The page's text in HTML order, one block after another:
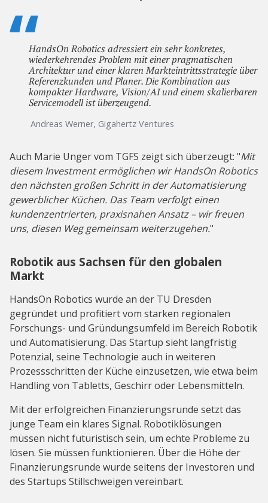
HandsOn Robotics adressiert ein sehr konkretes,
wiederkehrendes Problem mit einer pragmatischen
Architektur und einer klaren Markteintrittsstrategie über
Referenzkunden und Planer. Die Kombination aus
kompakter Hardware, Vision/AI und einem skalierbaren
Servicemodell ist überzeugend.
Andreas Werner, Gigahertz Ventures
Auch Marie Unger vom TGFS zeigt sich überzeugt: "Mit
diesem Investment ermöglichen wir HandsOn Robotics
den nächsten großen Schritt in der Automatisierung
gewerblicher Küchen. Das Team verfolgt einen
kundenzentrierten, praxisnahen Ansatz – wir freuen
uns, diesen Weg gemeinsam weiterzugehen."
Robotik aus Sachsen für den globalen
Markt
HandsOn Robotics wurde an der TU Dresden
gegründet und profitiert vom starken regionalen
Forschungs- und Gründungsumfeld im Bereich Robotik
und Automatisierung. Das Startup sieht langfristig
Potenzial, seine Technologie auch in weiteren
Prozessschritten der Küche einzusetzen, wie etwa beim
Handling von Tabletts, Geschirr oder Lebensmitteln.
Mit der erfolgreichen Finanzierungsrunde setzt das
junge Team ein klares Signal. Robotiklösungen
müssen nicht futuristisch sein, um echte Probleme zu
lösen. Sie müssen funktionieren. Über die Höhe der
Finanzierungsrunde wurde seitens der Investoren und
des Startups Stillschweigen vereinbart.